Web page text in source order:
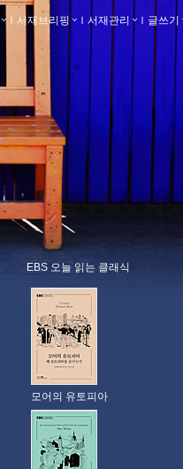
ｌ 서재브리핑 ｌ 서재관리 ｌ 글쓰기
EBS 오늘 읽는 클래식
모어의 유토피아